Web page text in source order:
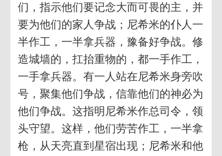
们，指示他们要记念大而可畏的主，并
要为他们的家人争战；尼希米的仆人一
半作工，一半拿兵器，豫备好争战。修
造城墙的，扛抬重物的，都一手作工，
一手拿兵器。有一人站在尼希米身旁吹
号，聚集他们争战，信靠他们的神必为
他们争战。这指明尼希米作总司令，领
头守望。这样，他们劳苦作工，一半拿
枪，从天亮直到星宿出现；尼希米和他